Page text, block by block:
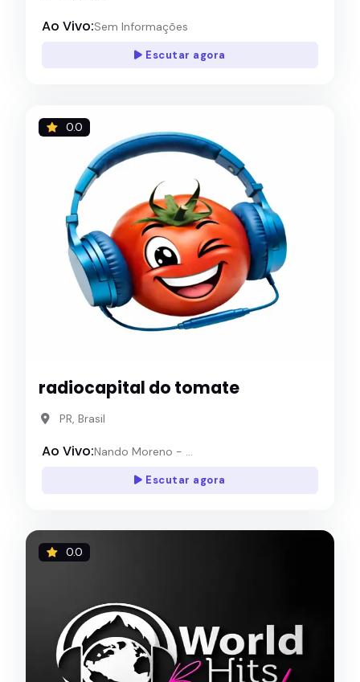
Ao Vivo:Sem Informações
Escutar agora
0.0
radiocapital do tomate
PR, Brasil
Ao Vivo:Nando Moreno - ...
Escutar agora
0.0